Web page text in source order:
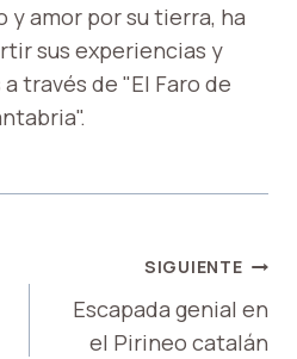
amor por su tierra, ha
sus experiencias y
través de "El Faro de
SIGUIENTE
Escapada genial en
el Pirineo catalán